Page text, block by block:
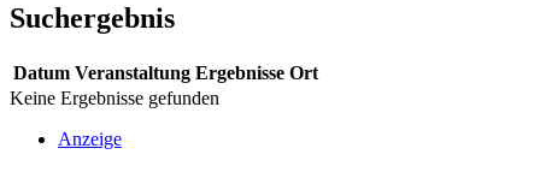
Suchergebnis
Datum Veranstaltung Ergebnisse Ort
Keine Ergebnisse gefunden
Anzeige